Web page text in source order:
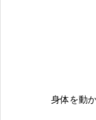
身体を動